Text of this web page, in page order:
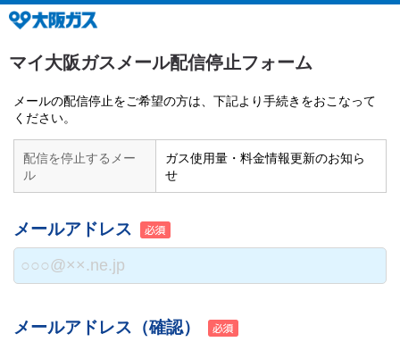
マイ大阪ガスメール配信停止フォーム
メールの配信停止をご希望の方は、下記より手続きをおこなって
ください。
配信を停止するメー
ル
ガス使用量・料金情報更新のお知ら
せ
メールアドレス
メールアドレス（確認）